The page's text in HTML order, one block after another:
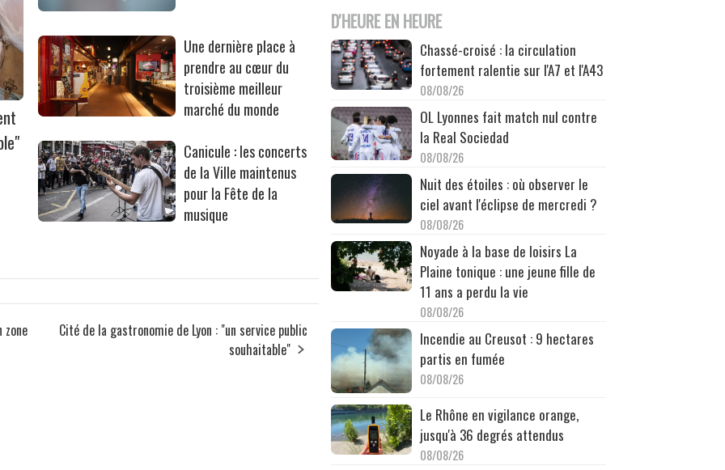
Une dernière place à
prendre au cœur du
troisième meilleur
marché du monde
Canicule : les concerts
de la Ville maintenus
pour la Fête de la
musique
Cité de la gastronomie de Lyon : "un service public
souhaitable"
D'HEURE EN HEURE
Chassé-croisé : la circulation
fortement ralentie sur l'A7 et l'A43
08/08/26
OL Lyonnes fait match nul contre
la Real Sociedad
08/08/26
Nuit des étoiles : où observer le
ciel avant l'éclipse de mercredi ?
08/08/26
Noyade à la base de loisirs La
Plaine tonique : une jeune fille de
11 ans a perdu la vie
08/08/26
Incendie au Creusot : 9 hectares
partis en fumée
08/08/26
Le Rhône en vigilance orange,
jusqu'à 36 degrés attendus
08/08/26